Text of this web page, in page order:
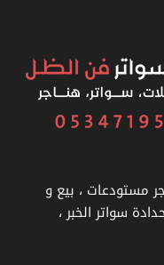
مستودعات ، بيع و
سواتر الخبر ،